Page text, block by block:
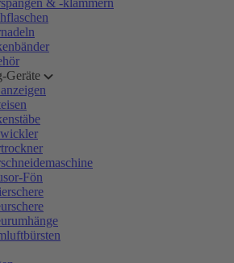
& -klammern
Geräte
Fön